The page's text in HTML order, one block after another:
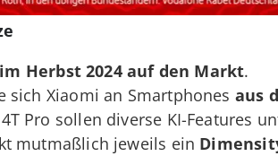
im Herbst 2024 auf den Markt.
sich Xiaomi an Smartphones aus
Pro sollen diverse KI-Features
mutmaßlich jeweils ein